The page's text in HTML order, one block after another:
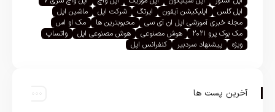
اپل گلس
اپلیکیشن آیفون ایرتگ شرکت اپل
ماشین اپل
مجله خبری آموزشی اپل ان آی سی
محبوبترین ها
مک او اس
مک بوک پرو ۲۰۲۱
هوش مصنوعی هوش مصنوعی اپل
واتساپ
ویژه
پیشنهاد سردبیر کنفرانس اپل
آخرین پست ها